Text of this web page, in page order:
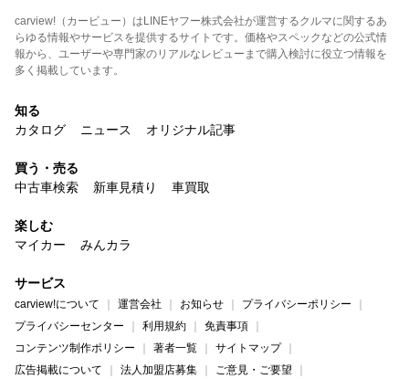
carview!（カービュー）はLINEヤフー株式会社が運営するクルマに関するあ
らゆる情報やサービスを提供するサイトです。価格やスペックなどの公式情
報から、ユーザーや専門家のリアルなレビューまで購入検討に役立つ情報を
多く掲載しています。
知る
カタログ
ニュース オリジナル記事
買う・売る
中古車検索
新車見積り 車買取
楽しむ
マイカー
みんカラ
サービス
carview!について 運営会社 お知らせ
プライバシーポリシー
プライバシーセンター
利用規約
免責事項
コンテンツ制作ポリシー
著者一覧
サイトマップ
広告掲載について
法人加盟店募集 ご意見・ご要望